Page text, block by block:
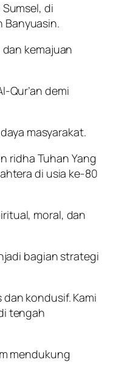
di
Banyuasin.
kemajuan
Qur’an demi
masyarakat.
ridha Tuhan Yang
di usia ke-80
moral, dan
bagian strategi
kondusif. Kami
tengah
mendukung